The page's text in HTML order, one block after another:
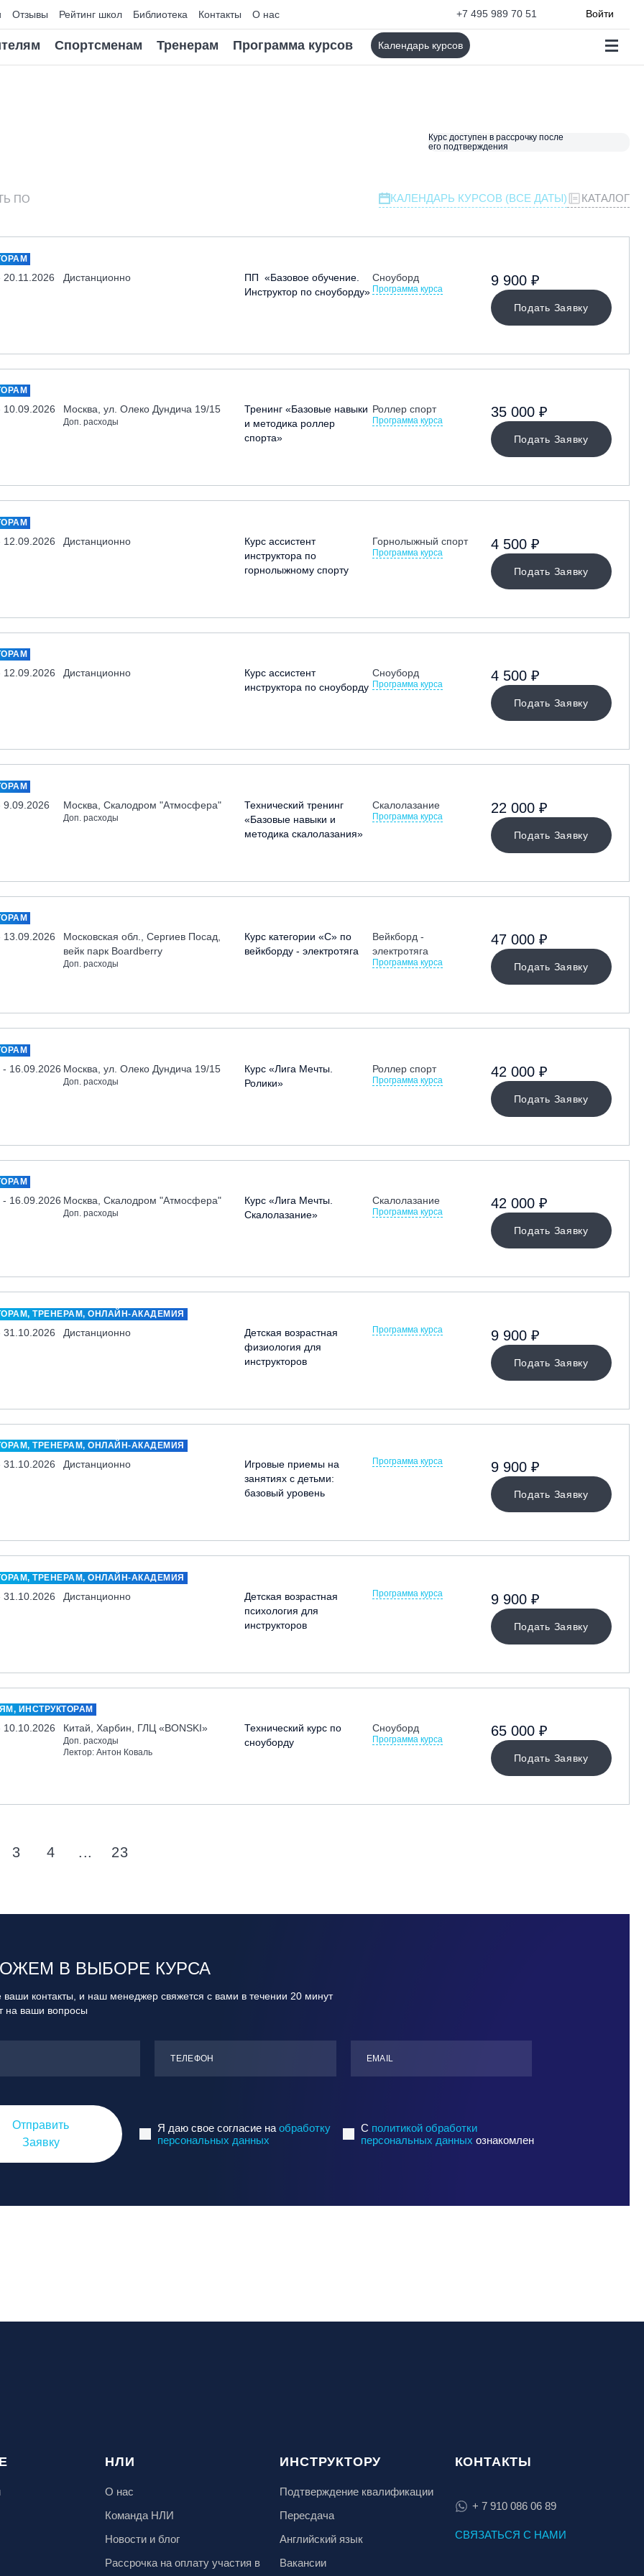
Отзывы Рейтинг школ Библиотека Контакты О нас +7 495 989 70 51 Войти
Спортсменам Тренерам Программа курсов Календарь курсов
Курс доступен в рассрочку после
его подтверждения
ПО КАЛЕНДАРЬ КУРСОВ (ВСЕ ДАТЫ) КАТАЛОГ
Дистанционно
ПП «Базовое обучение.
Инструктор по сноуборду»
Сноуборд
Программа курса
Подать Заявку
9 900 ₽
10.09.2026 Москва, ул. Олеко Дундича 19/15
Доп. расходы
Тренинг «Базовые навыки
и методика роллер
спорта»
Роллер спорт
Программа курса
Подать Заявку
35 000 ₽
12.09.2026 Дистанционно
Курс ассистент
инструктора по
горнолыжному спорту
Горнолыжный спорт
Программа курса
Подать Заявку
4 500 ₽
12.09.2026 Дистанционно
Курс ассистент
инструктора по сноуборду
Сноуборд
Программа курса
Подать Заявку
4 500 ₽
9.09.2026 Москва, Скалодром "Атмосфера"
Доп. расходы
Технический тренинг
«Базовые навыки и
методика скалолазания»
Скалолазание
Программа курса
Подать Заявку
22 000 ₽
13.09.2026
Московская обл., Сергиев Посад,
вейк парк Boardberry
Доп. расходы
Курс категории «С» по
вейкборду - электротяга
Вейкборд -
электротяга
Программа курса Подать Заявку
47 000 ₽
- 16.09.2026 Москва, ул. Олеко Дундича 19/15
Доп. расходы
Курс «Лига Мечты.
Ролики»
Роллер спорт
Программа курса
Подать Заявку
42 000 ₽
- 16.09.2026 Москва, Скалодром "Атмосфера"
Доп. расходы
Курс «Лига Мечты.
Скалолазание»
Скалолазание
Программа курса
Подать Заявку
42 000 ₽
ТРЕНЕРАМ, ОНЛАЙН-АКАДЕМИЯ
31.10.2026 Дистанционно
Детская возрастная
физиология для
инструкторов
Программа курса
Подать Заявку
9 900 ₽
ТРЕНЕРАМ, ОНЛАЙН-АКАДЕМИЯ
31.10.2026 Дистанционно
Игровые приемы на
занятиях с детьми:
базовый уровень
Программа курса
Подать Заявку
9 900 ₽
ТРЕНЕРАМ, ОНЛАЙН-АКАДЕМИЯ
31.10.2026 Дистанционно
Детская возрастная
психология для
инструкторов
Программа курса
Подать Заявку
9 900 ₽
ИНСТРУКТОРАМ
10.10.2026 Китай, Харбин, ГЛЦ «BONSKI»
Доп. расходы
Лектор: Антон Коваль
Технический курс по
сноуборду
Сноуборд
Программа курса
Подать Заявку
65 000 ₽
3 4 ... 23
В ВЫБОРЕ КУРСА
ваши контакты, и наш менеджер свяжется с вами в течении 20 минут
на ваши вопросы
ТЕЛЕФОН ЕMАIL
Отправить
Заявку
Я даю свое согласие наобработку
персональных данных
C политикой обработки
персональных данных ознакомлен
НЛИ
О нас
Команда НЛИ
Новости и блог
Рассрочка на оплату участия в
ИНСТРУКТОРУ
Подтверждение квалификации
Пересдача
Английский язык
Вакансии
КОНТАКТЫ
+ 7 910 086 06 89
СВЯЗАТЬСЯ С НАМИ